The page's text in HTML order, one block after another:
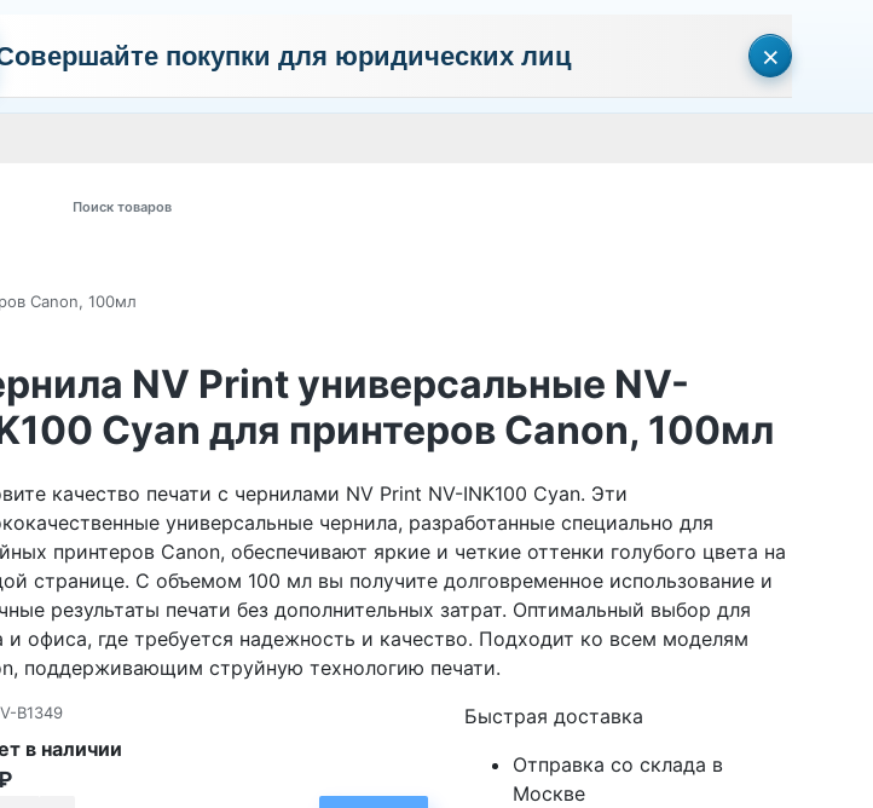
покупки для юридических лиц ×
Canon, 100мл
NV Print универсальные NV-
Cyan для принтеров Canon, 100мл
качество печати с чернилами NV Print NV-INK100 Cyan. Эти
универсальные чернила, разработанные специально для
принтеров Canon, обеспечивают яркие и четкие оттенки голубого цвета на
странице. С объемом 100 мл вы получите долговременное использование и
результаты печати без дополнительных затрат. Оптимальный выбор для
и офиса, где требуется надежность и качество. Подходит ко всем моделям
поддерживающим струйную технологию печати.
B1349
в наличии
Быстрая доставка
Отправка со склада в
Москве